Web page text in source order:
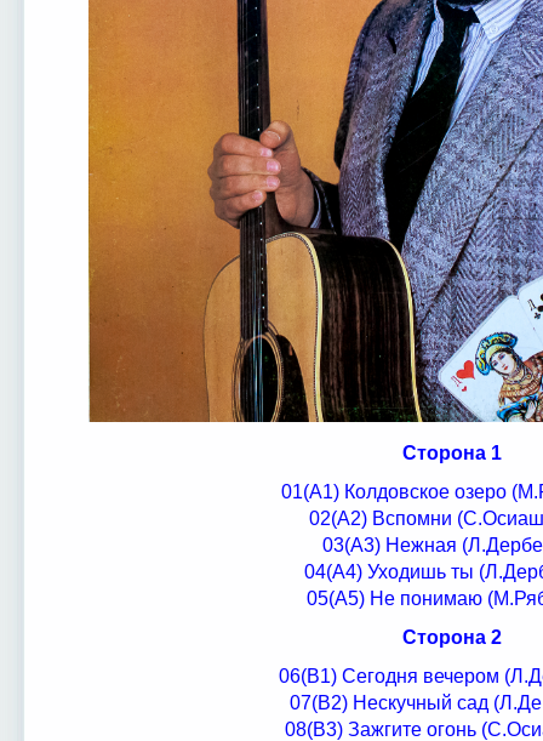
Сторона 1
01(А1) Колдовское озеро
02(А2) Вспомни
03(А3) Нежная
04(А4) Уходишь ты
05(А5) Не понимаю
Сторона 2
06(В1) Сегодня вечером
07(В2) Нескучный сад
08(В3) Зажгите огонь